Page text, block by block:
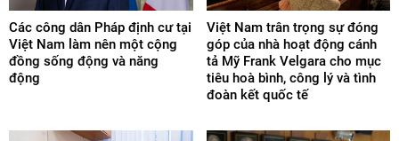
Các công dân Pháp định cư tại
Việt Nam làm nên một cộng
đồng sống động và năng
động
Việt Nam trân trọng sự đóng
góp của nhà hoạt động cánh
tả Mỹ Frank Velgara cho mục
tiêu hoà bình, công lý và tình
đoàn kết quốc tế